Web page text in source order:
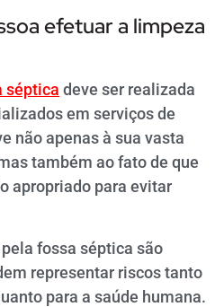
efetuar a limpeza
séptica deve ser realizada
em serviços de
não apenas à sua vasta
também ao fato de que
apropriado para evitar
fossa séptica são
representar riscos tanto
para a saúde humana.